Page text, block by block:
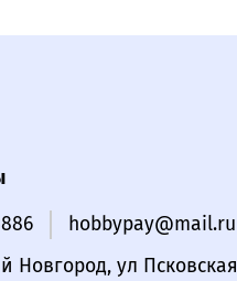
hobbypay@mail.ru
Новгород, ул Псковская